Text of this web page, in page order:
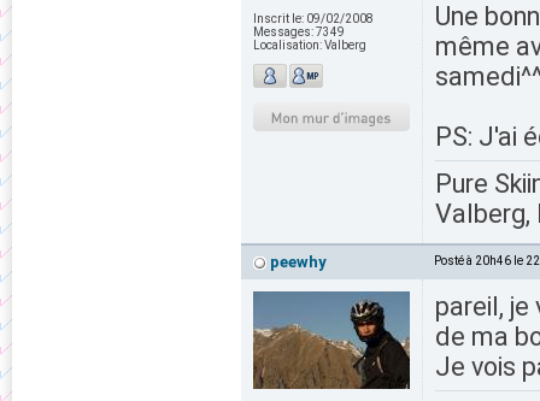
Inscrit le: 09/02/2008
Messages:7349
Localisation:Valberg
Une
même
PS: J'ai
Pure
Valberg,
peewhy Posté à 20h46 le
pareil,
de ma
Je vois